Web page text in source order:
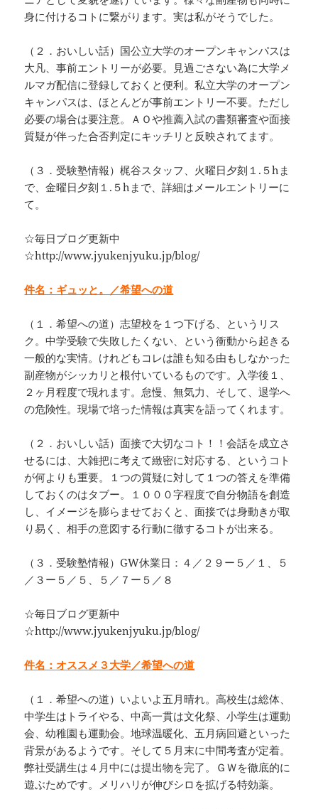
身に付けるコトに繋がります。実は私がそうでした。
（２．おいしい話）国公立大学のオープンキャンパスは
大凡、事前エントリーが必要。見過ごさない為に大学メ
ルマガ配信に登録しておくと便利。私立大学のオープン
キャンパスは、ほとんどが事前エントリー不要。ただし
必要の場合は要注意。ＡＯや推薦入試の書類審査や面接
質疑が伴った合否判定にキッチリと反映されてます。
（３．受験塾情報）梶谷スタッフ、火曜日夕刻１.５hま
で、金曜日夕刻１.５hまで、詳細はメールエントリーに
て。
☆毎日ブログ更新中
☆http://www.jyukenjyuku.jp/blog/
件名：ギュッと。／希望への道
（１．希望への道）志望校を１つ下げる、というリス
ク。中学受験で失敗したくない、という衝動から起きる
一般的な実情。けれどもコレは誰も知る由もしなかった
副産物がシッカリと根付いているものです。入学後１、
２ヶ月程度で現れます。怠慢、無気力、そして、退学へ
の危険性。現場で培った情報は真実を語ってくれます。
（２．おいしい話）面接で大切なコト！！会話を成立さ
せるには、大雑把に考えて緻密に対応する、というコト
が何よりも重要。１つの質疑に対して１つの答えを準備
しておくのはタブー。１０００字程度で自分物語を創造
し、イメージを膨らませておくと、面接では身動きが取
り易く、相手の意図する行動に徹するコトが出来る。
（３．受験塾情報）GW休業日：４／２９ー５／１、５
／３ー５／５、５／７ー５／８
☆毎日ブログ更新中
☆http://www.jyukenjyuku.jp/blog/
件名：オススメ３大学／希望への道
（１．希望への道）いよいよ五月晴れ。高校生は総体、
中学生はトライやる、中高一貫は文化祭、小学生は運動
会、幼稚園も運動会。地球温暖化、五月病回避といった
背景があるようです。そして５月末に中間考査が定着。
弊社受講生は４月中には提出物を完了。ＧＷを徹底的に
遊ぶためです。メリハリが伸びシロを拡げる特効薬。